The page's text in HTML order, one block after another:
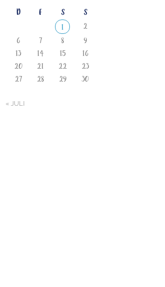
D F S
S
1
2
6 7 8
9
13 14 15
16
20 21 22
23
27 28 29
30
« JULI